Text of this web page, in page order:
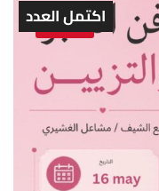
Sold out
اكتمل العدد